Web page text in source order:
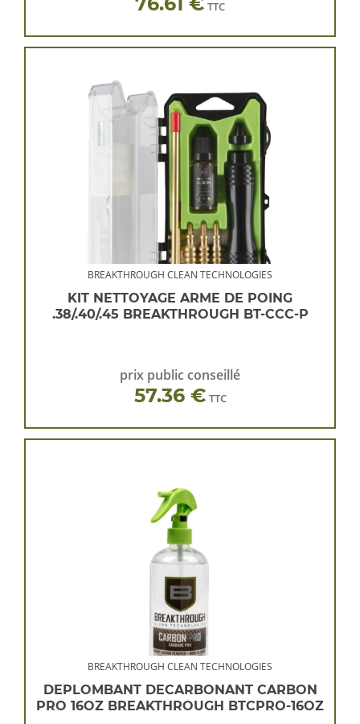
TTC
BREAKTHROUGH CLEAN TECHNOLOGIES
KIT NETTOYAGE ARME DE POING
.38/.40/.45 BREAKTHROUGH BT-CCC-P
prix public conseillé
57.36 € TTC
BREAKTHROUGH CLEAN TECHNOLOGIES
DEPLOMBANT DECARBONANT CARBON
PRO 16OZ BREAKTHROUGH BTCPRO-16OZ